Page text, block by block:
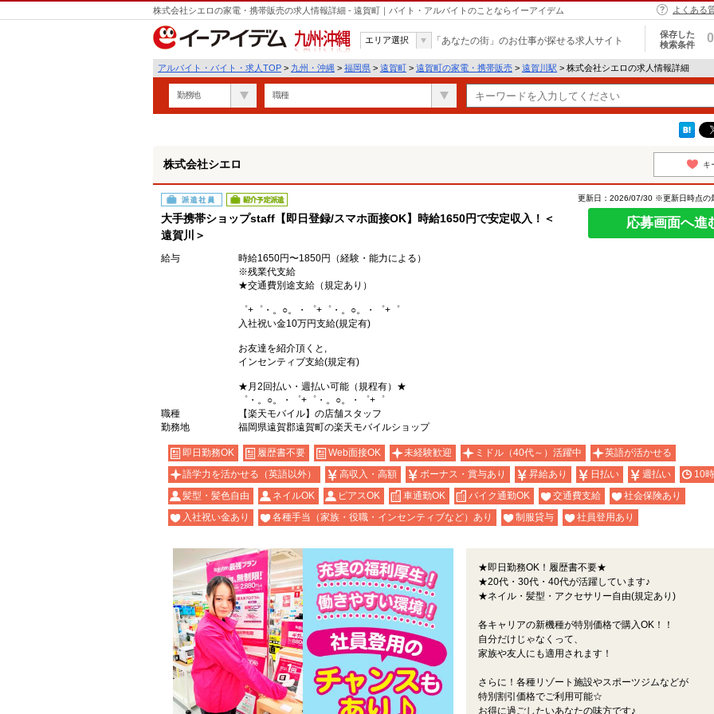
株式会社シエロの家電・携帯販売の求人情報詳細 - 遠賀町｜バイト・アルバイトのことならイーアイデム よくある
九州・沖縄
エリア選択 「あなたの街」のお仕事が探せる求人サイト
保存した
検索条件
0
アルバイト・バイト・求人TOP > 九州・沖縄 > 福岡県 > 遠賀町 > 遠賀町の家電・携帯販売 > 遠賀川駅 > 株式会社シエロの求人情報詳細
勤務地 職種
遣
株式会社シエロ キ
派遣社員 紹介予定派遣
大手携帯ショップstaff【即日登録/スマホ面接OK】時給1650円で安定収入！＜
遠賀川＞
更新日：2026/07/30 ※更新日時点の
応募画面へ進
給与
時給1650円〜1850円（経験・能力による）
※残業代支給
★交通費別途支給（規定あり）
゜+゜・。○。・゜+゜・。○。・゜+゜
入社祝い金10万円支給(規定有)
お友達を紹介頂くと,
インセンティブ支給(規定有)
★月2回払い・週払い可能（規程有）★
゜・。○。・゜+゜・。○。・゜+゜
職種
【楽天モバイル】の店舗スタッフ
勤務地
福岡県遠賀郡遠賀町の楽天モバイルショップ
即日勤務OK 履歴書不要 Web面接OK 未経験歓迎 ミドル（40代～）活躍中
英語が活かせる
語学力を活かせる（英語以外）
高収入・高額 ボーナス・賞与あり 昇給あり 日払い 週払い
10
髪型・髪色自由
ネイルOK ピアスOK 車通勤OK バイク通勤OK 交通費支給
社会保険あり
入社祝い金あり
各種手当（家族・役職・インセンティブなど）あり 制服貸与 社員登用あり
★即日勤務OK！履歴書不要★
★20代・30代・40代が活躍しています♪
★ネイル・髪型・アクセサリー自由(規定あり)
各キャリアの新機種が特別価格で購入OK！！
自分だけじゃなくって、
家族や友人にも適用されます！
さらに！各種リゾート施設やスポーツジムなどが
特別割引価格でご利用可能☆
お得に過ごしたいあなたの味方です♪